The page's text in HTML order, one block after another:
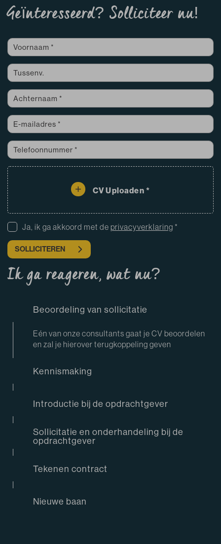
Geïnteresseerd? Solliciteer nu!
CV Uploaden *
Ja, ik ga akkoord met de privacyverklaring *
SOLLICITEREN
Ik ga reageren, wat nu?
Beoordeling van sollicitatie
Eén van onze consultants gaat je CV beoordelen
en zal je hierover terugkoppeling geven
Kennismaking
Introductie bij de opdrachtgever
Sollicitatie en onderhandeling bij de
opdrachtgever
Tekenen contract
Nieuwe baan